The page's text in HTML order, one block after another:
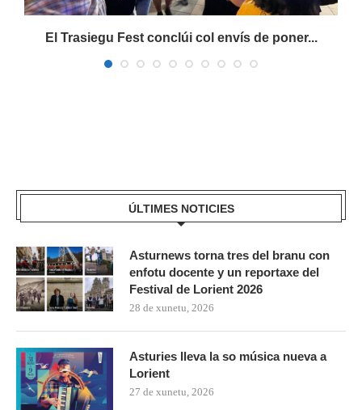
El Trasiegu Fest conclúi col envís de poner...
ÚLTIMES NOTICIES
Asturnews torna tres del branu con
enfotu docente y un reportaxe del
Festival de Lorient 2026
28 de xunetu, 2026
Asturies lleva la so música nueva a
Lorient
27 de xunetu, 2026